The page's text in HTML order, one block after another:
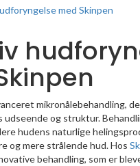
med Skinpen
mikronålebehandling,
udseende og struktur.
hudens naturlige
og mere strålende hud. Hos
behandling, som er